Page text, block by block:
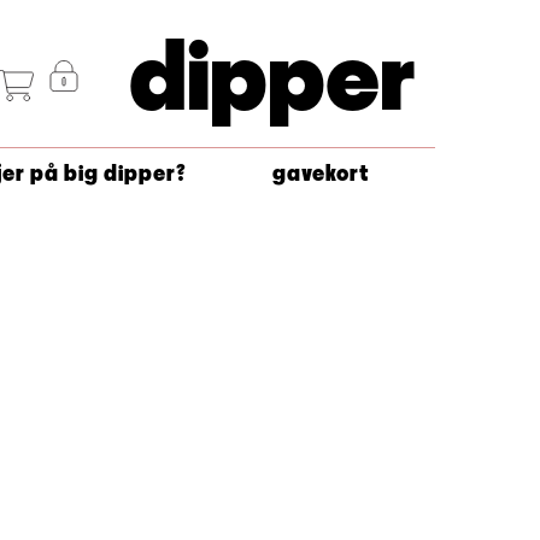
dipper
på big dipper? gavekort